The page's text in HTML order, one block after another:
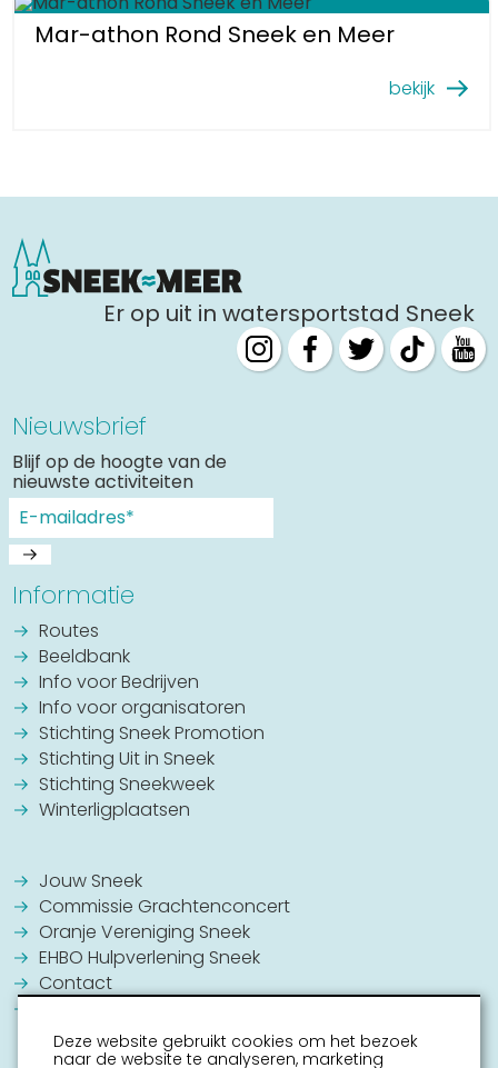
Mar-athon Rond Sneek en Meer
bekijk
Er op uit in watersportstad Sneek
Nieuwsbrief
Blijf op de hoogte van de
nieuwste activiteiten
Informatie
Routes
Beeldbank
Info voor Bedrijven
Info voor organisatoren
Stichting Sneek Promotion
Stichting Uit in Sneek
Stichting Sneekweek
Winterligplaatsen
Jouw Sneek
Commissie Grachtenconcert
Oranje Vereniging Sneek
EHBO Hulpverlening Sneek
Contact
Deze website gebruikt cookies om het bezoek
naar de website te analyseren, marketing